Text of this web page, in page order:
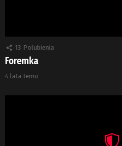
13 Polubienia
Foremka
4 lata temu